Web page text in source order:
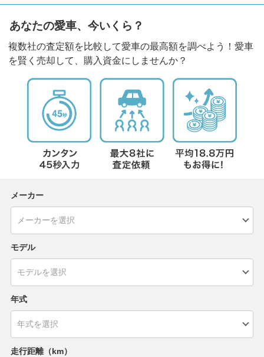
あなたの愛車、今いくら？
複数社の査定額を比較して愛車の最高額を調べよう！愛車
を賢く売却して、購入資金にしませんか？
メーカー
モデル
年式
走行距離（km）